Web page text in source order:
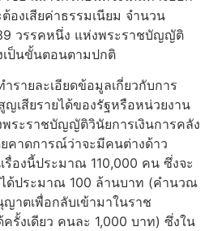
งเสียค่าธรรมเนียม จำนวน
วรรคหนึ่ง แห่งพระราชบัญญัติ
เป็นขั้นตอนตามปกติ
รายละเอียดข้อมูลเกี่ยวกับการ
ญเสียรายได้ของรัฐหรือหน่วยงาน
ระราชบัญญัติวินัยการเงินการคลัง
คาดการณ์ว่าจะมีคนต่างด้าว
รื่องนี้ประมาณ 110,000 คน ซึ่งจะ
ด้ประมาณ 100 ล้านบาท (คำนวณ
าตเพื่อกลับเข้ามาในราช
รั้งเดียว คนละ 1,000 บาท) ซึ่งใน